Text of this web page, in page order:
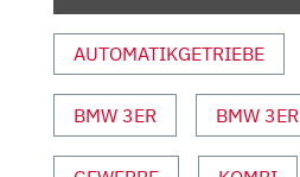
|
AUTO
MOTOR
AUTOMATIKGETRIEBE
BMW 3ER BMW